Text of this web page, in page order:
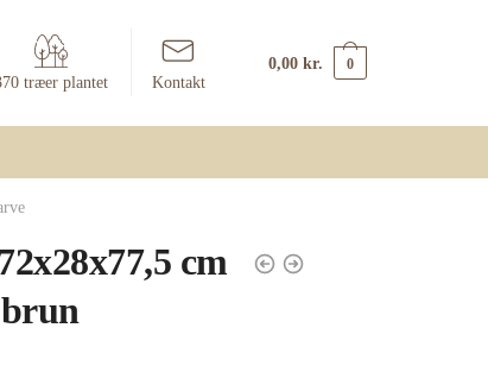
træer plantet Kontakt
0,00 kr. 0
cm